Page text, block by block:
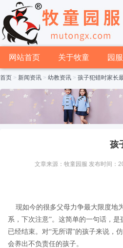
网站首页 关于牧童 园
首页 > 新闻资讯 > 幼教资讯 > 孩子犯错时家长
孩
文章来源：牧童园服 发布时间：
现如今的很多父母力争最大限度地
系，下次注意”。这简单的一句话，
已经结束。对“无所谓”的孩子来说，
会养出不负责任的孩子。